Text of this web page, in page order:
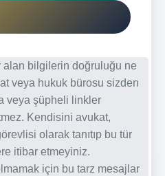
alan bilgilerin doğruluğu ne
veya hukuk bürosu sizden
veya şüpheli linkler
Kendisini avukat,
olarak tanıtıp bu tür
itibar etmeyiniz.
için bu tarz mesajlar